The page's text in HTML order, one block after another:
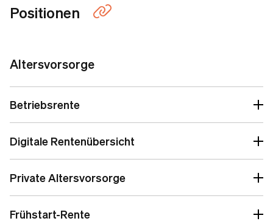
Positionen
Altersvorsorge
Betriebsrente
Digitale Rentenübersicht
Private Altersvorsorge
Frühstart-Rente